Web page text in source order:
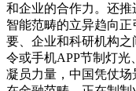
和企业的合作力。还
智能范畴的立异趋向
要、企业和科研机构
令或手机APP节制灯
凝员力量，中国凭仗